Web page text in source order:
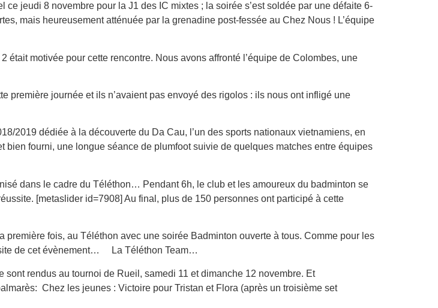
jeudi 8 novembre pour la J1 des IC mixtes ; la soirée s’est soldée par une défaite 6-
mais heureusement atténuée par la grenadine post-fessée au Chez Nous ! L’équipe
était motivée pour cette rencontre. Nous avons affronté l’équipe de Colombes, une
journée et ils n’avaient pas envoyé des rigolos : ils nous ont infligé une
2019 dédiée à la découverte du Da Cau, l’un des sports nationaux vietnamiens, en
bien fourni, une longue séance de plumfoot suivie de quelques matches entre équipes
dans le cadre du Téléthon… Pendant 6h, le club et les amoureux du badminton se
[metaslider id=7908] Au final, plus de 150 personnes ont participé à cette
fois, au Téléthon avec une soirée Badminton ouverte à tous. Comme pour les
de cet évènement… La Téléthon Team…
rendus au tournoi de Rueil, samedi 11 et dimanche 12 novembre. Et
Chez les jeunes : Victoire pour Tristan et Flora (après un troisième set